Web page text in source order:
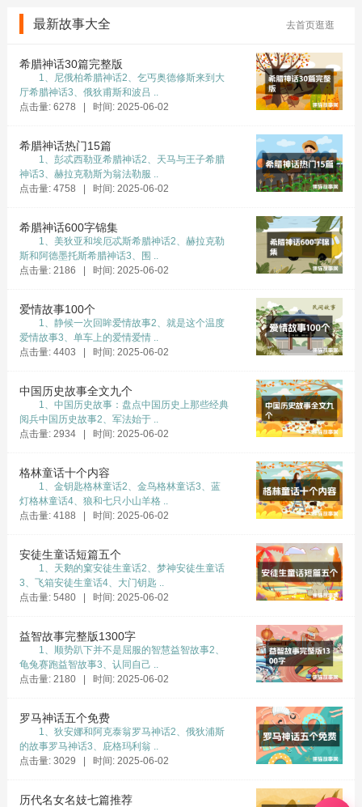
课差不多十分钟的时候，刘轩凯装作不知情才记
起来的模样，跟班主任请假说语文书落在了体艺
馆，请求前往体艺馆把书拿过来。然后又到体育
老师那里去拿钥匙。自然，体育老师的一顿斥责
是免不了的。
习下课的时间。思量一下，想着毕竟还没有下第
三节晚自习应该没有什么事，便把钥匙给了刘轩
凯。本来老师自己也要去的，可是却非常巧的一
个电话一时有事。至于钥匙，则是嘱咐他锁好门
后交给班主任。可是他并不知道刘轩凯到底想的
什么。
算，拿了故意落在里面的东西过后赶紧出来，然
后把锁挂在那里，使它看起来像锁住了一样，但
是现实上却留了个口子，锁并没有套上去。过后
了班主任处，又去上他的晚自习去了。
毕竟，这锁，不用钥匙也可以锁好。他们的
念头是晚上“探险”出来后再把那锁头完全套上锁死
就可以了。可是，他们是不是有点太天真了?
伴伴随着下晚自习的铃声响起，同学们一个
又一个都清理东西离开教室，他们两个也是一
的去商店，刘轩凯和骆文伟却是绕着路来到了体
艺馆，刘轩凯留门的那个地方。
锁依然挂在那里，没有动过。刘轩凯跨步上
前三下五除二就把那锁头卸了下来，然后两人推
门走了出来。
“嘶～”扑面而来的一阵凉意让两人同时打了个
人还穿着短袖。
怎么会这么冷?骆文伟不禁有些诧异。而刘轩
凯也是一脸茫然。刚才拿书的时候不还好好的么?
最新故事大全 去首页逛逛
希腊神话30篇完整版
1、尼俄柏希腊神话2、乞丐奥德修斯来到大
厅希腊神话3、俄狄甫斯和波吕 ..
点击量: 6278 | 时间: 2025-06-02
希腊神话热门15篇
1、彭忒西勒亚希腊神话2、天马与王子希腊
神话3、赫拉克勒斯为翁法勒服 ..
点击量: 4758 | 时间: 2025-06-02
希腊神话600字锦集
1、美狄亚和埃厄忒斯希腊神话2、赫拉克勒
斯和阿德墨托斯希腊神话3、围 ..
点击量: 2186 | 时间: 2025-06-02
爱情故事100个
1、静候一次回眸爱情故事2、就是这个温度
爱情故事3、单车上的爱情爱情 ..
点击量: 4403 | 时间: 2025-06-02
中国历史故事全文九个
1、中国历史故事：盘点中国历史上那些经典
阅兵中国历史故事2、军法始于 ..
点击量: 2934 | 时间: 2025-06-02
格林童话十个内容
1、金钥匙格林童话2、金鸟格林童话3、蓝
灯格林童话4、狼和七只小山羊格 ..
点击量: 4188 | 时间: 2025-06-02
安徒生童话短篇五个
1、天鹅的窠安徒生童话2、梦神安徒生童话
3、飞箱安徒生童话4、大门钥匙 ..
点击量: 5480 | 时间: 2025-06-02
益智故事完整版1300字
1、顺势趴下并不是屈服的智慧益智故事2、
龟兔赛跑益智故事3、认同自己 ..
点击量: 2180 | 时间: 2025-06-02
罗马神话五个免费
1、狄安娜和阿克泰翁罗马神话2、俄狄浦斯
的故事罗马神话3、庇格玛利翁 ..
点击量: 3029 | 时间: 2025-06-02
历代名女名妓七篇推荐